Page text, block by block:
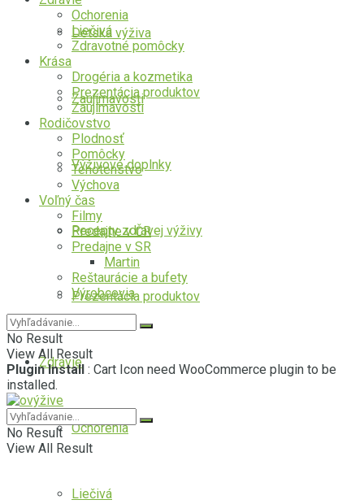
Detská výživa
Zaujímavosti
Výživové doplnky
Recepty zdravej výživy
Prezentácia produktov
Zdravie
Ochorenia
Liečivá
Ochorenia
Liečivá
Zdravotné pomôcky
Krása
Drogéria a kozmetika
Prezentácia produktov
Zaujímavosti
Rodičovstvo
Plodnosť
Pomôcky
Tehotenstvo
Výchova
Voľný čas
Filmy
Predajne v ČR
Predajne v SR
Martin
Reštaurácie a bufety
Výrobcovia
No Result
View All Result
Plugin Install : Cart Icon need WooCommerce plugin to be
installed.
No Result
View All Result